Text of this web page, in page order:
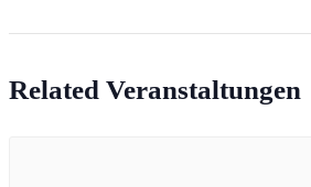
Related Veranstaltungen